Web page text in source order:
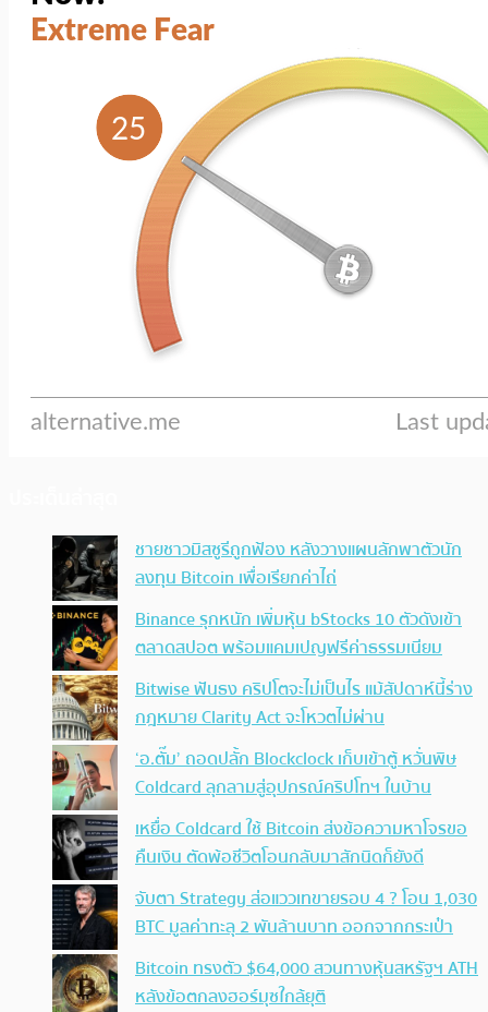
ชายชาวมิสซูรีถูกฟ้อง หลังวางแผนลักพาตัวนัก
ลงทุน Bitcoin เพื่อเรียกค่าไถ่
Binance รุกหนัก เพิ่มหุ้น bStocks 10 ตัวดังเข้า
ตลาดสปอต พร้อมแคมเปญฟรีค่าธรรมเนียม
Bitwise ฟันธง คริปโตจะไม่เป็นไร แม้สัปดาห์นี้ร่าง
กฎหมาย Clarity Act จะโหวตไม่ผ่าน
‘อ.ตั๊ม’ ถอดปลั้ก Blockclock เก็บเข้าตู้ หวั่นพิษ
Coldcard ลุกลามสู่อุปกรณ์คริปโทฯ ในบ้าน
เหยื่อ Coldcard ใช้ Bitcoin ส่งข้อความหาโจรขอ
คืนเงิน ตัดพ้อชีวิตโอนกลับมาสักนิดก็ยังดี
จับตา Strategy ส่อแววเทขายรอบ 4 ? โอน 1,030
BTC มูลค่าทะลุ 2 พันล้านบาท ออกจากกระเป๋า
Bitcoin ทรงตัว $64,000 สวนทางหุ้นสหรัฐฯ ATH
หลังข้อตกลงฮอร์มุซใกล้ยุติ